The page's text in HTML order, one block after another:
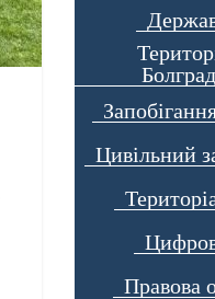
Цивільний
Правова